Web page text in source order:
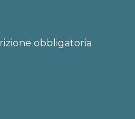
obbligatoria